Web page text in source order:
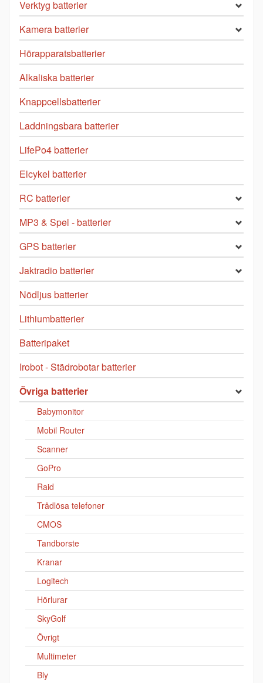
Verktyg batterier
Kamera batterier
Hörapparatsbatterier
Alkaliska batterier
Knappcellsbatterier
Laddningsbara batterier
LifePo4 batterier
Elcykel batterier
RC batterier
MP3 & Spel - batterier
GPS batterier
Jaktradio batterier
Nödljus batterier
Lithiumbatterier
Batteripaket
Irobot - Städrobotar batterier
Övriga batterier
Babymonitor
Mobil Router
Scanner
GoPro
Raid
Trådlösa telefoner
CMOS
Tandborste
Kranar
Logitech
Hörlurar
SkyGolf
Övrigt
Multimeter
Bly